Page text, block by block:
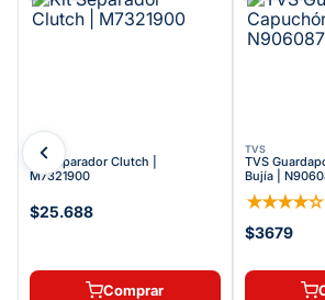
TVS
Kit Separador Clutch |
M7321900
$25.688
Comprar
TVS
TVS
Bujía |
★★★★☆
$3679